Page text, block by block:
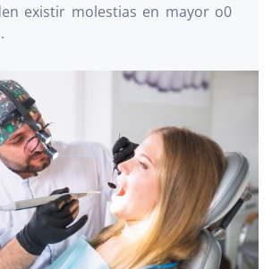
existir molestias en mayor o0